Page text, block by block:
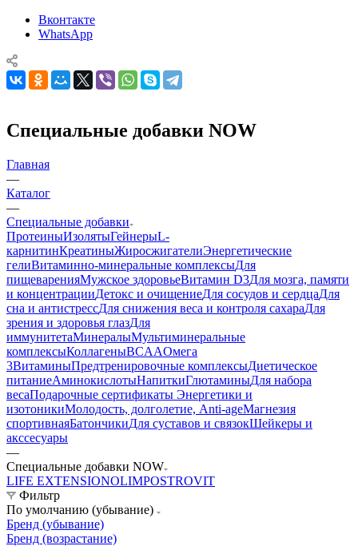
Вконтакте
WhatsApp
Специальные добавки NOW
Главная
—
Каталог
—
Специальные добавки
ПротеиныИзолятыГейнерыL-
карнитинКреатиныЖиросжигателиЭнергетические
гелиВитаминно-минеральные комплексыДля
пищеваренияМужское здоровьеВитамин D3Для мозга, памяти
и концентрацииДетокс и очищениеДля сосудов и сердцаДля
сна и антистрессДля снижения веса и контроля сахараДля
зрения и здоровья глазДля
иммунитетаМинералыМультиминеральные
комплексыКоллагеныBCAAОмега
3ВитаминыПредтренировочные комплексыДиетическое
питаниеАминокислотыНапиткиГлютаминыДля набора
весаПодарочные сертификаты Энергетики и
изотоникиМолодость, долголетие, Anti-ageМагнезия
спортивнаяБатончикиДля суставов и связокШейкеры и
акссесуары
—
Специальные добавки NOW
LIFE EXTENSIONOLIMPOSTROVIT
Фильтр
По умолчанию (убывание)
Бренд (убывание)
Бренд (возрастание)